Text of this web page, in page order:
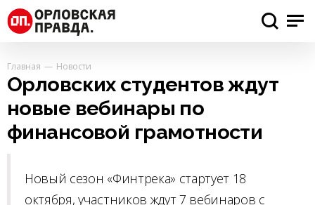
Главная Новости
Орловских студентов ждут
новые вебинары по
финансовой грамотности
Новый сезон «Финтрека» стартует 18
октября, участников ждут 7 вебинаров с